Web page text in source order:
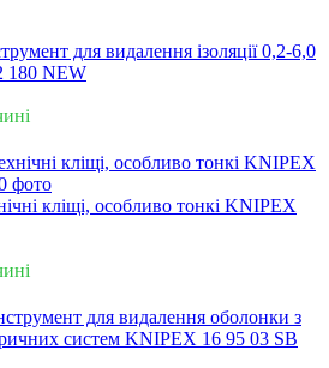
для видалення ізоляції 0,2-6,0
180 NEW
кліщі, особливо тонкі KNIPEX